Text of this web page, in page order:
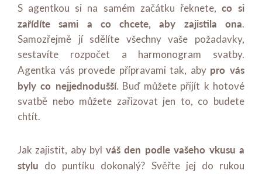
S agentkou si na samém začátku řeknete, co si
zařídíte sami a co chcete, aby zajistila ona.
Samozřejmě jí sdělíte všechny vaše požadavky,
sestavíte rozpočet a harmonogram svatby.
Agentka vás provede přípravami tak, aby pro vás
byly co nejjednodušší. Buď můžete přijít k hotové
svatbě nebo můžete zařizovat jen to, co budete
chtít.
Jak zajistit, aby byl váš den podle vašeho vkusu a
stylu do puntíku dokonalý? Svěřte jej do rukou